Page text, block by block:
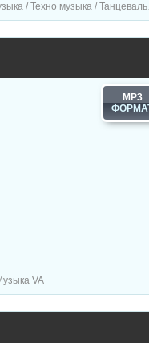
музыка / Сборник музыка
MP3
VA